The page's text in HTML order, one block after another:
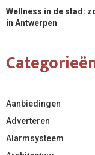
Wellness in de stad:
in Antwerpen
Aanbiedingen
Adverteren
Alarmsysteem